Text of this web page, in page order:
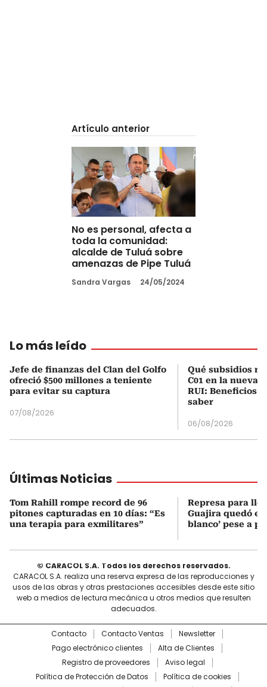
Artículo anterior
No es personal, afecta a
toda la comunidad:
alcalde de Tuluá sobre
amenazas de Pipe Tuluá
Sandra Vargas 24/05/2024
Lo más leído
Jefe de finanzas del Clan del Golfo
ofreció $500 millones a teniente
para evitar su captura
07/08/2026
Qué subsidios
C01 en la nueva
RUI: Beneficios
saber
06/08/2026
Últimas Noticias
Tom Rahill rompe record de 96
pitones capturadas en 10 días: “Es
una terapia para exmilitares”
Represa para
Guajira quedó en
blanco’ pese a
© CARACOL S.A. Todos los derechos reservados.
CARACOL S.A. realiza una reserva expresa de las reproducciones y
usos de las obras y otras prestaciones accesibles desde este sitio
web a medios de lectura mecánica u otros medios que resulten
adecuados.
Contacto Contacto Ventas
Newsletter
Pago electrónico clientes
Alta de Clientes
Registro de proveedores
Aviso legal
Política de Protección de Datos
Política de cookies